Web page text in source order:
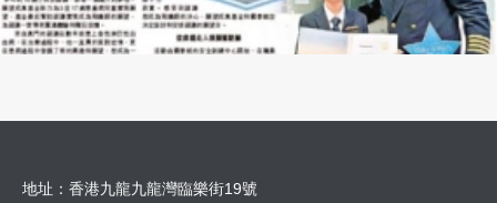
地址：香港九龍九龍灣臨樂街19號